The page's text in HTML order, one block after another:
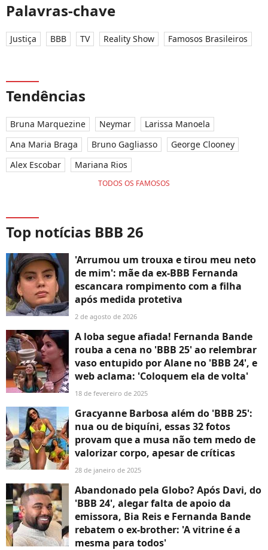
Palavras-chave
Justiça BBB TV Reality Show Famosos Brasileiros
Tendências
Bruna Marquezine Neymar
Larissa Manoela
Ana Maria Braga
Bruno Gagliasso
George Clooney
Alex Escobar
Mariana Rios
TODOS OS FAMOSOS
Top notícias BBB 26
'Arrumou um trouxa e tirou meu neto
de mim': mãe da ex-BBB Fernanda
escancara rompimento com a filha
após medida protetiva
2 de agosto de 2026
A loba segue afiada! Fernanda Bande
rouba a cena no 'BBB 25' ao relembrar
vaso entupido por Alane no 'BBB 24', e
web aclama: 'Coloquem ela de volta'
18 de fevereiro de 2025
Gracyanne Barbosa além do 'BBB 25':
nua ou de biquíni, essas 32 fotos
provam que a musa não tem medo de
valorizar corpo, apesar de críticas
28 de janeiro de 2025
Abandonado pela Globo? Após Davi, do
'BBB 24', alegar falta de apoio da
emissora, Bia Reis e Fernanda Bande
rebatem o ex-brother: 'A vitrine é a
mesma para todos'